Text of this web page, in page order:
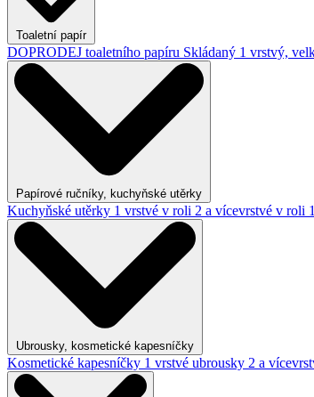
Toaletní papír
DOPRODEJ toaletního papíru Skládaný 1 vrstvý,
Papírové ručníky, kuchyňské utěrky
Kuchyňské utěrky 1 vrstvé v roli 2 a vícevrstvé v roli
Ubrousky, kosmetické kapesníčky
Kosmetické kapesníčky 1 vrstvé ubrousky 2 a